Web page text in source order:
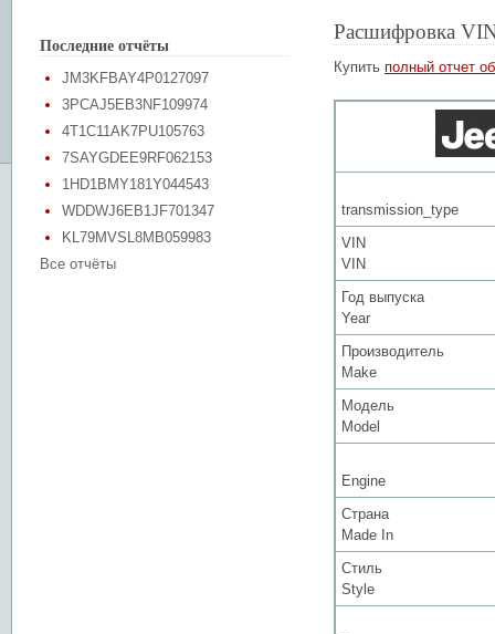
Последние отчёты
JM3KFBAY4P0127097
3PCAJ5EB3NF109974
4T1C11AK7PU105763
7SAYGDEE9RF062153
1HD1BMY181Y044543
WDDWJ6EB1JF701347
KL79MVSL8MB059983
Все отчёты
Расшифровка
Купить полный отчет
transmission_type
VIN
VIN
Год выпуска
Year
Производитель
Make
Модель
Model
Engine
Страна
Made In
Стиль
Style